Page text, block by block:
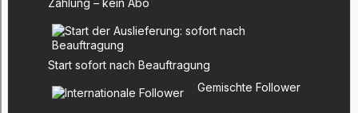
Zahlung – kein Abo
Start sofort nach Beauftragung
Gemischte Follower